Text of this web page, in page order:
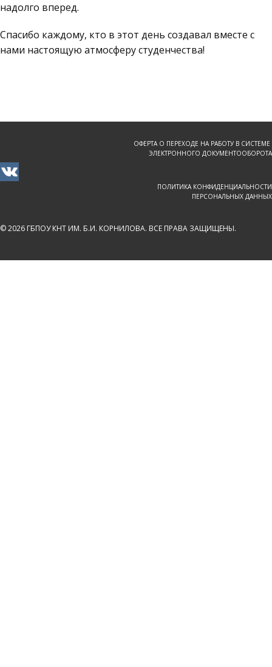
надолго вперед.
Спасибо каждому, кто в этот день создавал вместе с
нами настоящую атмосферу студенчества!
ОФЕРТА О ПЕРЕХОДЕ НА РАБОТУ В СИСТЕМЕ
ЭЛЕКТРОННОГО ДОКУМЕНТООБОРОТА
ПОЛИТИКА КОНФИДЕНЦИАЛЬНОСТИ
ПЕРСОНАЛЬНЫХ ДАННЫХ
© 2026 ГБПОУ КНТ ИМ. Б.И. КОРНИЛОВА. ВСЕ ПРАВА ЗАЩИЩЕНЫ.